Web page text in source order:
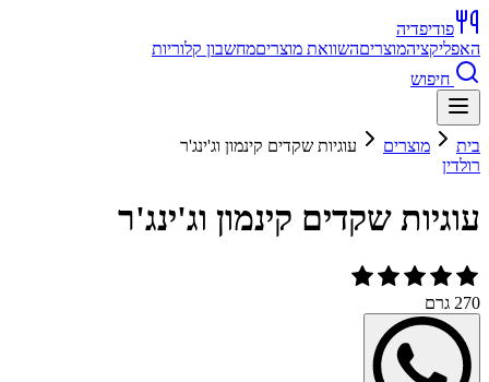
פודיפדיה
האפליקציהמוצריםהשוואת מוצריםמחשבון קלוריות
חיפוש
בית מוצרים
עוגיות שקדים קינמון וג'ינג'ר
רולדין
עוגיות שקדים קינמון וג'ינג'ר
270 גרם